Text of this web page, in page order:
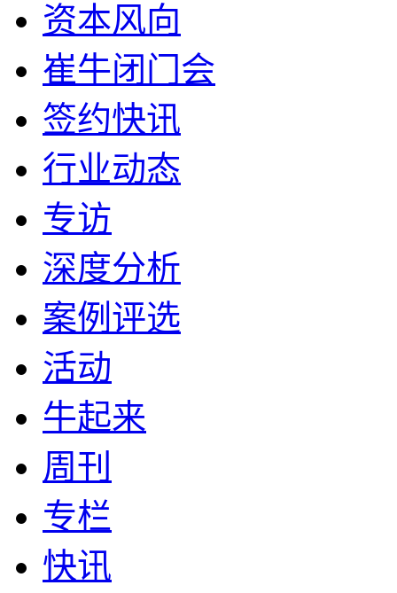
资本风向
崔牛闭门会
签约快讯
行业动态
专访
深度分析
案例评选
活动
牛起来
周刊
专栏
快讯